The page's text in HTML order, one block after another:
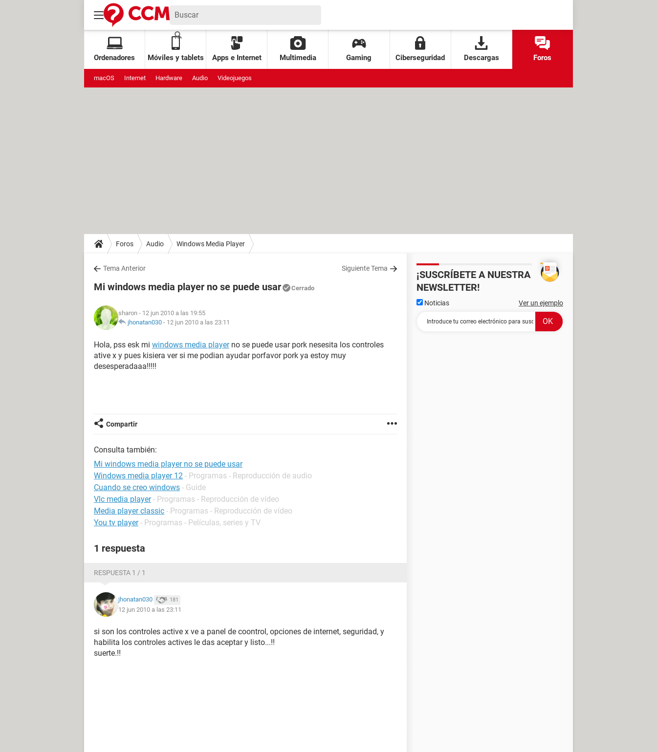
Ordenadores Móviles y tablets Apps e Internet Multimedia Gaming Ciberseguridad Descargas Foros
macOS Internet Hardware Audio Videojuegos
Foros Audio Windows Media Player
Tema Anterior Siguiente Tema
Mi windows media player no se puede usar Cerrado
sharon - 12 jun 2010 a las 19:55
jhonatan030 - 12 jun 2010 a las 23:11
Hola, pss esk mi windows media playerno se puede usar pork nesesita los controles
ative x y pues kisiera ver si me podian ayudar porfavor pork ya estoy muy
desesperadaaa!!!!!
Compartir
Consulta también:
Mi windows media player no se puede usar
Windows media player 12 - Programas - Reproducción de audio
Cuando se creo windows - Guide
Vlc media player - Programas - Reproducción de vídeo
Media player classic - Programas - Reproducción de vídeo
You tv player - Programas - Películas, series y TV
1 respuesta
RESPUESTA 1 / 1
jhonatan030 181
12 jun 2010 a las 23:11
si son los controles active x ve a panel de coontrol, opciones de internet, seguridad, y
habilita los controles actives le das aceptar y listo...!!
suerte.!!
¡SUSCRÍBETE A NUESTRA
NEWSLETTER!
Noticias Ver un ejemplo